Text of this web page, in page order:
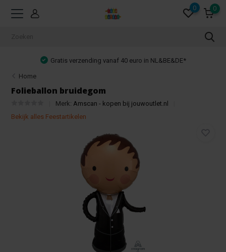
0 0
Gratis verzending vanaf 40 euro in NL&BE&DE*
Home
Folieballon bruidegom
Merk: Amscan - kopen bij jouwoutlet.nl
Bekijk alles Feestartikelen